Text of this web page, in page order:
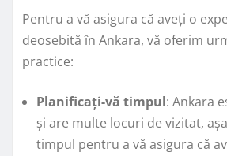
Pentru a vă asigura că aveți o
deosebită în Ankara, vă oferim
practice:
Planificați-vă timpul: Ankara
și are multe locuri de vizitat,
timpul pentru a vă asigura că